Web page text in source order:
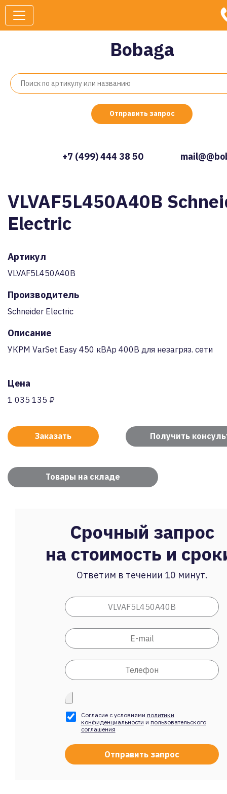
Bobaga
Отправить запрос
+7 (499) 444 38 50
VLVAF5L450A40B
Electric
Артикул
VLVAF5L450A40B
Производитель
Schneider Electric
Описание
УКРМ VarSet Easy 450 кВАр 400В для незагряз. сети
Цена
1 035 135 ₽
Заказать Получить
Товары на складе
Срочный запрос
на стоимость и
Ответим в течении 10 минут.
Согласие с условиями политики
конфиденциальности и пользовательского
соглашения